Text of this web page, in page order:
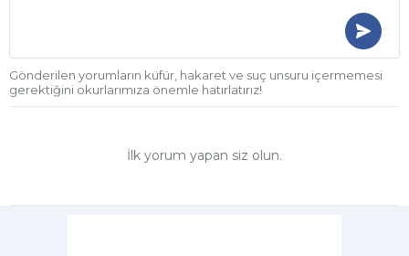
Gönderilen yorumların küfür, hakaret ve suç unsuru içermemesi
gerektiğini okurlarımıza önemle hatırlatırız!
İlk yorum yapan siz olun.